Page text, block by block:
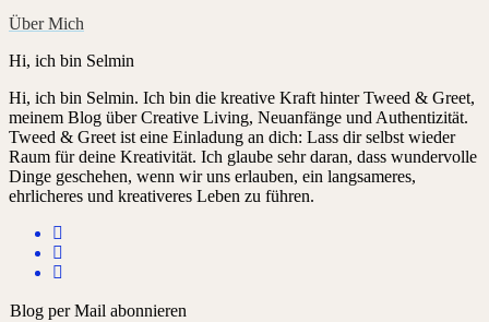
Über Mich
Hi, ich bin Selmin
Hi, ich bin Selmin. Ich bin die kreative Kraft hinter Tweed & Greet,
meinem Blog über Creative Living, Neuanfänge und Authentizität.
Tweed & Greet ist eine Einladung an dich: Lass dir selbst wieder
Raum für deine Kreativität. Ich glaube sehr daran, dass wundervolle
Dinge geschehen, wenn wir uns erlauben, ein langsameres,
ehrlicheres und kreativeres Leben zu führen.
Blog per Mail abonnieren